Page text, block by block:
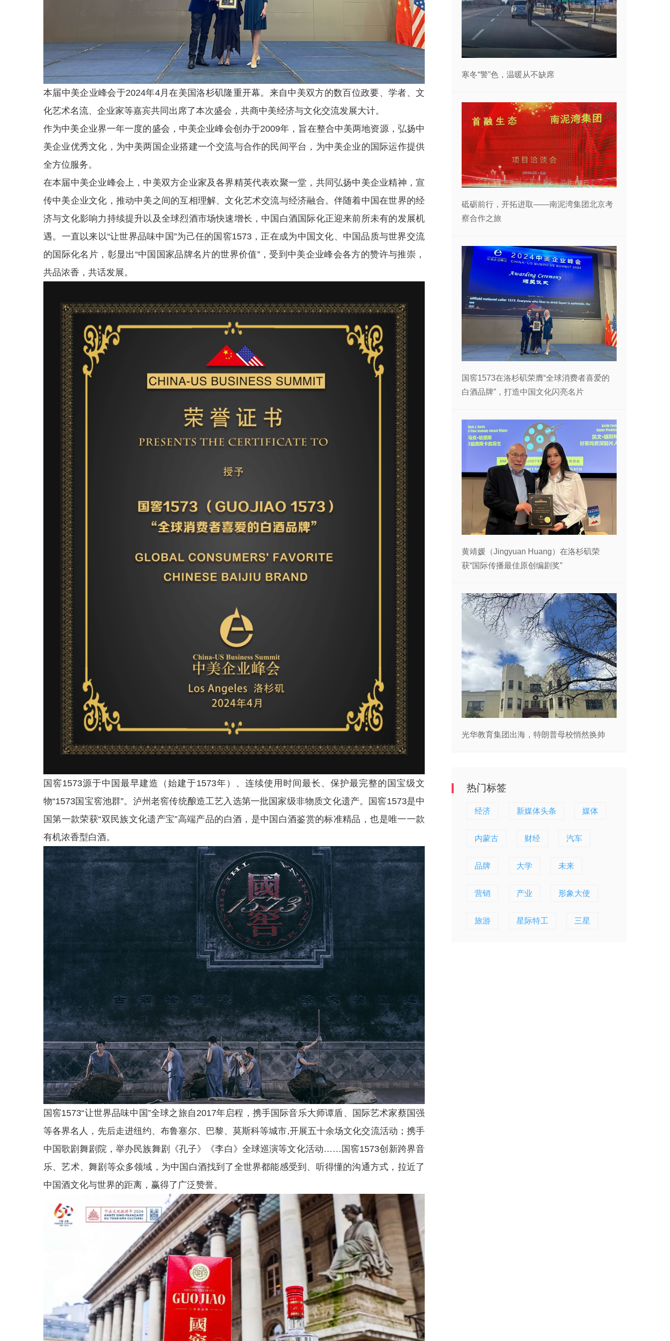
本届中美企业峰会于2024年4月在美国洛杉矶隆重开幕。来自中美双方的数百位政要、学者、文
化艺术名流、企业家等嘉宾共同出席了本次盛会，共商中美经济与文化交流发展大计。
作为中美企业界一年一度的盛会，中美企业峰会创办于2009年，旨在整合中美两地资源，弘扬中
美企业优秀文化，为中美两国企业搭建一个交流与合作的民间平台，为中美企业的国际运作提供
全方位服务。
在本届中美企业峰会上，中美双方企业家及各界精英代表欢聚一堂，共同弘扬中美企业精神，宣
传中美企业文化，推动中美之间的互相理解、文化艺术交流与经济融合。伴随着中国在世界的经
济与文化影响力持续提升以及全球烈酒市场快速增长，中国白酒国际化正迎来前所未有的发展机
遇。一直以来以“让世界品味中国”为己任的国窖1573，正在成为中国文化、中国品质与世界交流
的国际化名片，彰显出“中国国家品牌名片的世界价值”，受到中美企业峰会各方的赞许与推崇，
共品浓香，共话发展。
国窖1573源于中国最早建造（始建于1573年）、连续使用时间最长、保护最完整的国宝级文
物“1573国宝窖池群”。泸州老窖传统酿造工艺入选第一批国家级非物质文化遗产。国窖1573是中
国第一款荣获“双民族文化遗产宝”高端产品的白酒，是中国白酒鉴赏的标准精品，也是唯一一款
有机浓香型白酒。
国窖1573“让世界品味中国”全球之旅自2017年启程，携手国际音乐大师谭盾、国际艺术家蔡国强
等各界名人，先后走进纽约、布鲁塞尔、巴黎、莫斯科等城市,开展五十余场文化交流活动；携手
中国歌剧舞剧院，举办民族舞剧《孔子》《李白》全球巡演等文化活动……国窖1573创新跨界音
乐、艺术、舞剧等众多领域，为中国白酒找到了全世界都能感受到、听得懂的沟通方式，拉近了
中国酒文化与世界的距离，赢得了广泛赞誉。
寒冬“警”色，温暖从不缺席
砥砺前行，开拓进取——南泥湾集团北京考
察合作之旅
国窖1573在洛杉矶荣膺“全球消费者喜爱的
白酒品牌”，打造中国文化闪亮名片
黄靖媛（Jingyuan Huang）在洛杉矶荣
获“国际传播最佳原创编剧奖”
光华教育集团出海，特朗普母校悄然换帅
热门标签
经济 新媒体头条 媒体
内蒙古 财经 汽车
品牌 大学 未来
营销 产业 形象大使
旅游 星际特工 三星